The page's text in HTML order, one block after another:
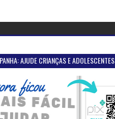
AJUDE CRIANÇAS E ADOLESCENTES